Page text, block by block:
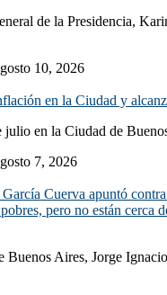
de la Presidencia,
10, 2026
en la Ciudad y
en la Ciudad de
7, 2026
Cuerva apuntó
pero no están cerca
Buenos Aires, Jorge